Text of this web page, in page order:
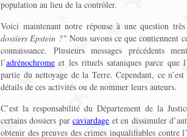
population au lieu de la contrôler.
Voici maintenant notre réponse à une question
dossiers Epstein ?" Nous savons ce que contiennent
connaissance. Plusieurs messages précédents
l’adrénochrome et les rituels sataniques parce que
partie du nettoyage de la Terre. Cependant, ce
détails de ces activités ou de nommer leurs auteurs.
C’est la responsabilité du Département de la
certains dossiers parcaviardage et en dissimuler
obtenir des preuves des crimes inqualifiables contre